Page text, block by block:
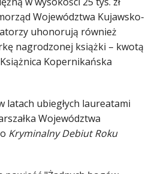
Województwa Kujawsko-
uhonorują również
nagrodzonej książki – kwotą
Kopernikańska
latach ubiegłych laureatami
Województwa
Kryminalny Debiut Roku